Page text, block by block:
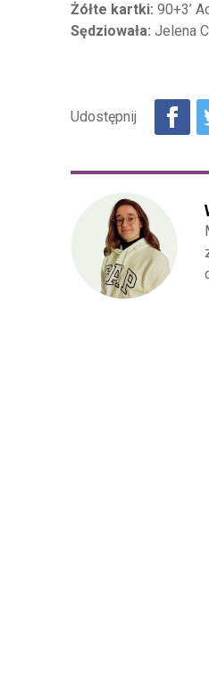
Żółte kartki: 90+3’
Sędziowała: Jelena